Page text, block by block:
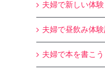
夫婦で新しい体
夫婦で昼飲み体
夫婦で本を書こ